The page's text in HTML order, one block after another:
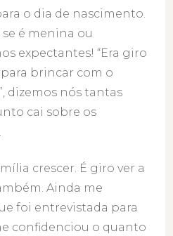
o dia de nascimento.
é menina ou
expectantes! “Era giro
brincar com o
dizemos nós tantas
cai sobre os
crescer. É giro ver a
Ainda me
foi entrevistada para
confidenciou o quanto